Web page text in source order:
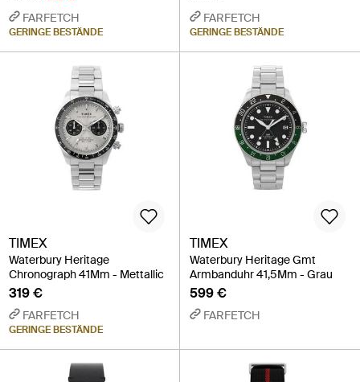
FARFETCH
GERINGE BESTÄNDE
FARFETCH
GERINGE BESTÄNDE
TIMEX
Waterbury Heritage
Chronograph 41Mm - Mettallic
319 €
FARFETCH
GERINGE BESTÄNDE
TIMEX
Waterbury Heritage Gmt
Armbanduhr 41,5Mm - Grau
599 €
FARFETCH